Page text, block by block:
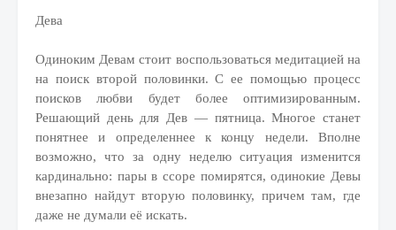
Дева
Одиноким Девам стоит воспользоваться медитацией на
на поиск второй половинки. С ее помощью процесс
поисков любви будет более оптимизированным.
Решающий день для Дев — пятница. Многое станет
понятнее и определеннее к концу недели. Вполне
возможно, что за одну неделю ситуация изменится
кардинально: пары в ссоре помирятся, одинокие Девы
внезапно найдут вторую половинку, причем там, где
даже не думали её искать.